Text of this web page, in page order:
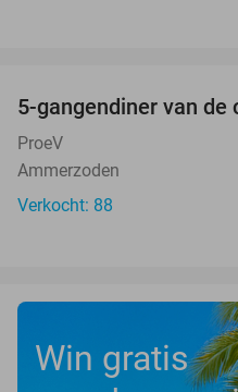
5-gangendiner van de
ProeV
Ammerzoden
Verkocht: 88
Win gratis